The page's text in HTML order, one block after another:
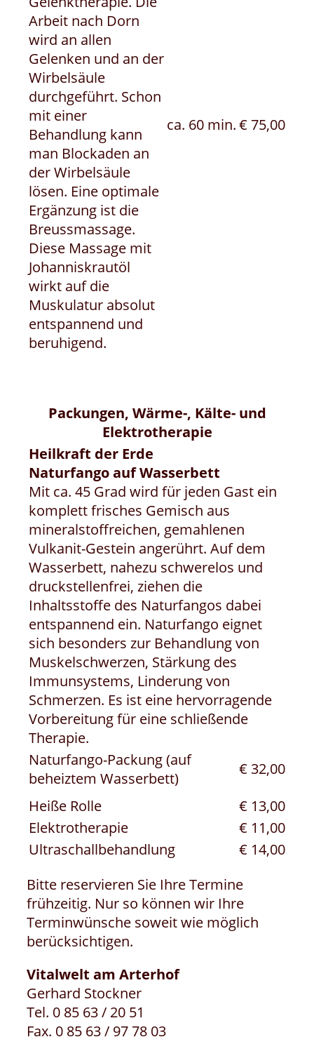
Arbeit nach Dorn
wird an allen
Gelenken und an der
Wirbelsäule
durchgeführt. Schon
mit einer
Behandlung kann
man Blockaden an
der Wirbelsäule
lösen. Eine optimale
Ergänzung ist die
Breussmassage.
Diese Massage mit
Johanniskrautöl
wirkt auf die
Muskulatur absolut
entspannend und
beruhigend.
ca. 60 min.€ 75,00
Packungen, Wärme-, Kälte- und
Elektrotherapie
Heilkraft der Erde
Naturfango auf Wasserbett
Mit ca. 45 Grad wird für jeden Gast ein
komplett frisches Gemisch aus
mineralstoffreichen, gemahlenen
Vulkanit-Gestein angerührt. Auf dem
Wasserbett, nahezu schwerelos und
druckstellenfrei, ziehen die
Inhaltsstoffe des Naturfangos dabei
entspannend ein. Naturfango eignet
sich besonders zur Behandlung von
Muskelschwerzen, Stärkung des
Immunsystems, Linderung von
Schmerzen. Es ist eine hervorragende
Vorbereitung für eine schließende
Therapie.
Naturfango-Packung (auf
beheiztem Wasserbett)
€ 32,00
Heiße Rolle
€ 13,00
Elektrotherapie
€ 11,00
Ultraschallbehandlung
€ 14,00
Bitte reservieren Sie Ihre Termine
frühzeitig. Nur so können wir Ihre
Terminwünsche soweit wie möglich
berücksichtigen.
Vitalwelt am Arterhof
Gerhard Stockner
Tel. 0 85 63 / 20 51
Fax. 0 85 63 / 97 78 03